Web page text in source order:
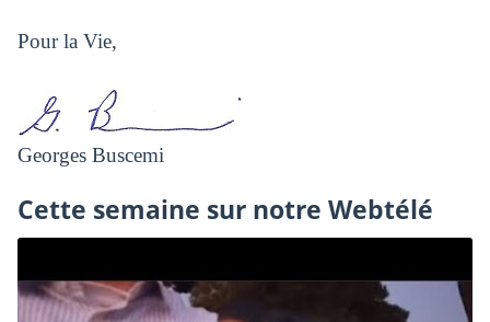
Pour la Vie,
Georges Buscemi
Cette semaine sur notre Webtélé